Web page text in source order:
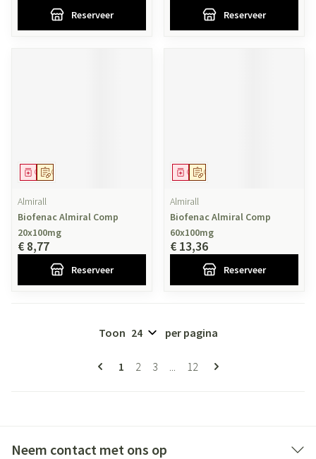
Reserveer Reserveer
Op voorschrift
Geneesmiddel
Almirall
Biofenac Almiral Comp
20x100mg
€ 8,77
Reserveer
Op voorschrift
Geneesmiddel
Almirall
Biofenac Almiral Comp
60x100mg
€ 13,36
Reserveer
Pagina's
U lees momenteel pagina
1 Pagina
2 Pagina
3 ... Pagina
12
Toon per pagina
Neem contact met ons op